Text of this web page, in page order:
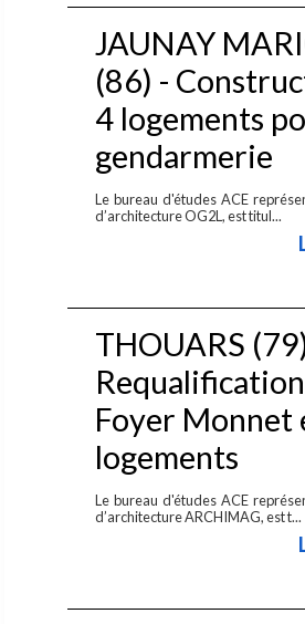
JAUNAY
(86) -
4 logements
gendarmerie
Le bureau d'études ACE
d’architecture OG2L, est titul...
THOUARS
Foyer Monnet
logements
Le bureau d'études ACE
d’architecture ARCHIMAG, est t...